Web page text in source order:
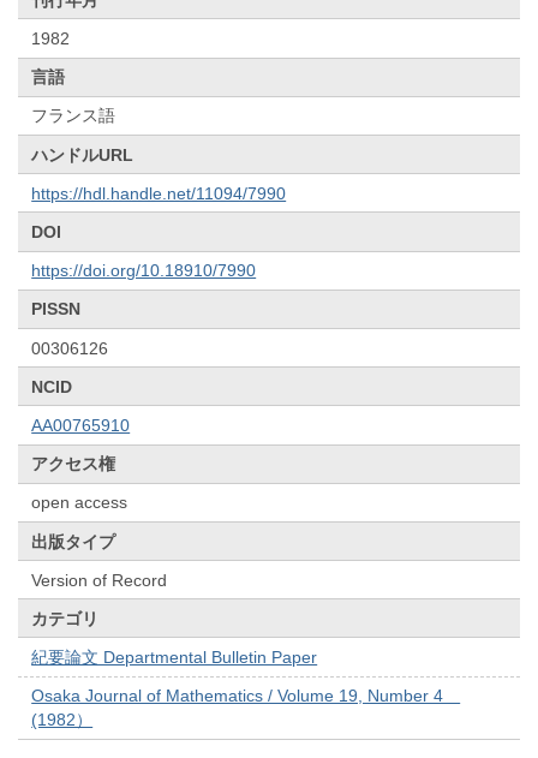
1982
言語
フランス語
ハンドルURL
https://hdl.handle.net/11094/7990
DOI
https://doi.org/10.18910/7990
PISSN
00306126
NCID
AA00765910
アクセス権
open access
出版タイプ
Version of Record
カテゴリ
紀要論文 Departmental Bulletin Paper
Osaka Journal of Mathematics / Volume 19, Number 4
(1982）